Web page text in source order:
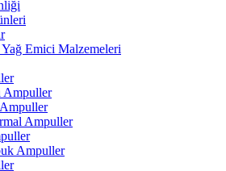
Emici Malzemeleri
Ampuller
Ampuller
Ampuller